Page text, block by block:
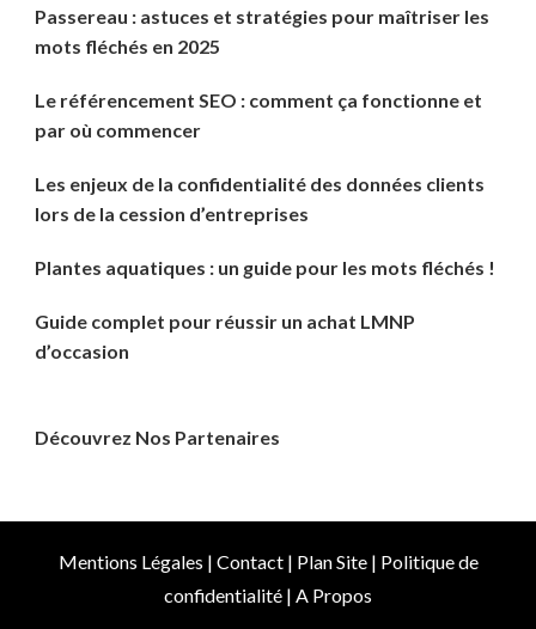
Passereau : astuces et stratégies pour maîtriser les
mots fléchés en 2025
Le référencement SEO : comment ça fonctionne et
par où commencer
Les enjeux de la confidentialité des données clients
lors de la cession d’entreprises
Plantes aquatiques : un guide pour les mots fléchés !
Guide complet pour réussir un achat LMNP
d’occasion
Découvrez Nos Partenaires
Mentions Légales | Contact| Plan Site| Politique de
confidentialité | A Propos